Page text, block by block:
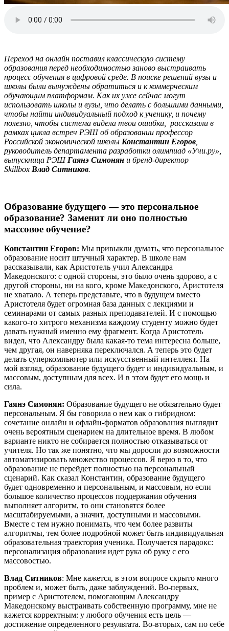
Переход на онлайн поставил классическую систему
образования перед необходимостью заново выстраивать
процесс обучения в цифровой среде. В поиске решений вузы и
школы были вынуждены обратиться и к коммерческим
обучающим платформам. Как их уже сейчас могут
использовать школы и вузы, что делать с большими данными,
чтобы найти индивидуальный подход к ученику, и почему
полезно, чтобы система видела твои ошибки, рассказали в
рамках цикла встреч РЭШ об образовании профессор
Российской экономической школы Константин Егоров
руководитель департамента разработки олимпиад «Учи.ру»,
выпускница РЭШ Гаянэ Симонян и бренд-директор
Skillbox Влад Ситников.
Образование будущего — это персональное
образование? Заменит ли оно полностью
массовое обучение?
Константин Егоров: Мы привыкли думать, что персональное
образование носит штучный характер. В школе нам
рассказывали, как Аристотель учил Александра
Македонского: с одной стороны, это было очень здорово, а с
другой стороны, ни на кого, кроме Македонского, Аристотеля
не хватало. А теперь представьте, что в будущем вместо
Аристотеля будет огромная база данных с лекциями и
семинарами от самых разных преподавателей. И с помощью
какого-то хитрого механизма каждому студенту можно будет
давать нужный именно ему фрагмент. Когда Аристотель
видел, что Александру была какая-то тема интересна больше,
чем другая, он наверняка переключался. А теперь это будет
делать суперкомпьютер или искусственный интеллект. На
мой взгляд, образование будущего будет и индивидуальным, и
массовым, доступным для всех. И в этом будет его мощь и
сила.
Гаянэ Симонян: Образование будущего не обязательно будет
персональным. Я бы говорила о нем как о гибридном:
сочетание онлайн и офлайн-форматов образования выглядит
очень вероятным сценарием на длительное время. В любом
варианте никто не собирается полностью отказываться от
учителя. Но так же понятно, что мы доросли до возможности
автоматизировать множество процессов. Я верю в то, что
образование не перейдет полностью на персональный
сценарий. Как сказал Константин, образование будущего
будет одновременно и персональным, и массовым, но если
большое количество процессов поддержания обучения
выполняет алгоритм, то они становятся более
масштабируемыми, а значит, доступными и массовыми.
Вместе с тем нужно понимать, что чем более развиты
алгоритмы, тем более подробной может быть индивидуальная
образовательная траектория ученика. Получается парадокс:
персонализация образования идет рука об руку с его
массовостью.
Влад Ситников: Мне кажется, в этом вопросе скрыто много
проблем и, может быть, даже заблуждений. Во-первых,
пример с Аристотелем, помогающим Александру
Македонскому выстраивать собственную программу, мне не
кажется корректным: у любого обучения есть цель —
достижение определенного результата. Во-вторых, сам по себе